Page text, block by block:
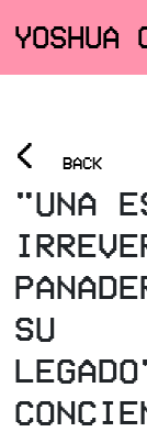
YOSHUA
< BACK
"UNA
SU